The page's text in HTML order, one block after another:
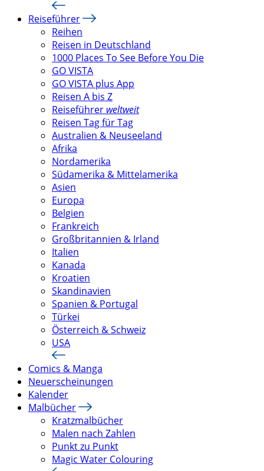
Reiseführer
Reihen
Reisen in Deutschland
1000 Places To See Before You Die
GO VISTA
GO VISTA plus App
Reisen A bis Z
Reiseführer weltweit
Reisen Tag für Tag
Australien & Neuseeland
Afrika
Nordamerika
Südamerika & Mittelamerika
Asien
Europa
Belgien
Frankreich
Großbritannien & Irland
Italien
Kanada
Kroatien
Skandinavien
Spanien & Portugal
Türkei
Österreich & Schweiz
USA
Comics & Manga
Neuerscheinungen
Kalender
Malbücher
Kratzmalbücher
Malen nach Zahlen
Punkt zu Punkt
Magic Water Colouring